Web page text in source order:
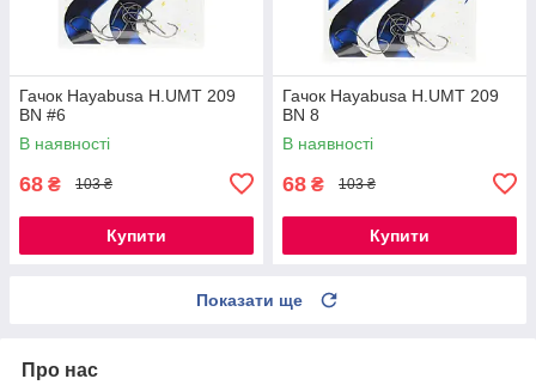
Гачок Hayabusa H.UMT 209
BN #6
В наявності
68 ₴ 103 ₴
Купити
Гачок Hayabusa H.UMT 209
BN 8
В наявності
68 ₴ 103 ₴
Купити
Показати ще
Про нас